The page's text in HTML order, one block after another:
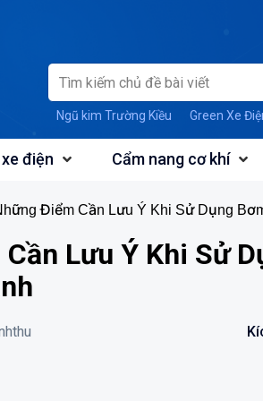
Ngũ kim Trường Kiều Green Xe
điện Cẩm nang cơ khí
Điểm Cần Lưu Ý Khi Sử Dụng
Lưu Ý Khi Sử